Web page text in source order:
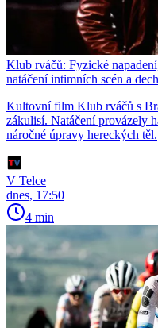
Klub rváčů: Fyzické
natáčení intimních scén a
Kultovní film Klub rváčů s
zákulisí. Natáčení provázely
náročné úpravy hereckých těl.
V Telce
dnes, 17:50
4 min